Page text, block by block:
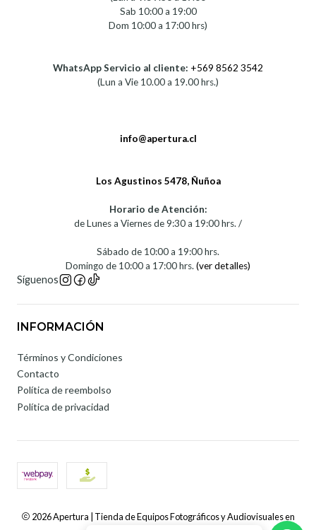
Sab 10:00 a 19:00
Dom 10:00 a 17:00 hrs)
WhatsApp Servicio al cliente: +569 8562 3542
(Lun a Vie 10.00 a 19.00 hrs.)
info@apertura.cl
Los Agustinos 5478, Ñuñoa
Horario de Atención:
de Lunes a Viernes de 9:30 a 19:00 hrs. /
Sábado de 10:00 a 19:00 hrs.
Domingo de 10:00 a 17:00 hrs.(ver detalles)
Síguenos
INFORMACIÓN
Términos y Condiciones
Contacto
Política de reembolso
Política de privacidad
2026 Apertura | Tienda de Equipos Fotográficos y Audiovisuales en